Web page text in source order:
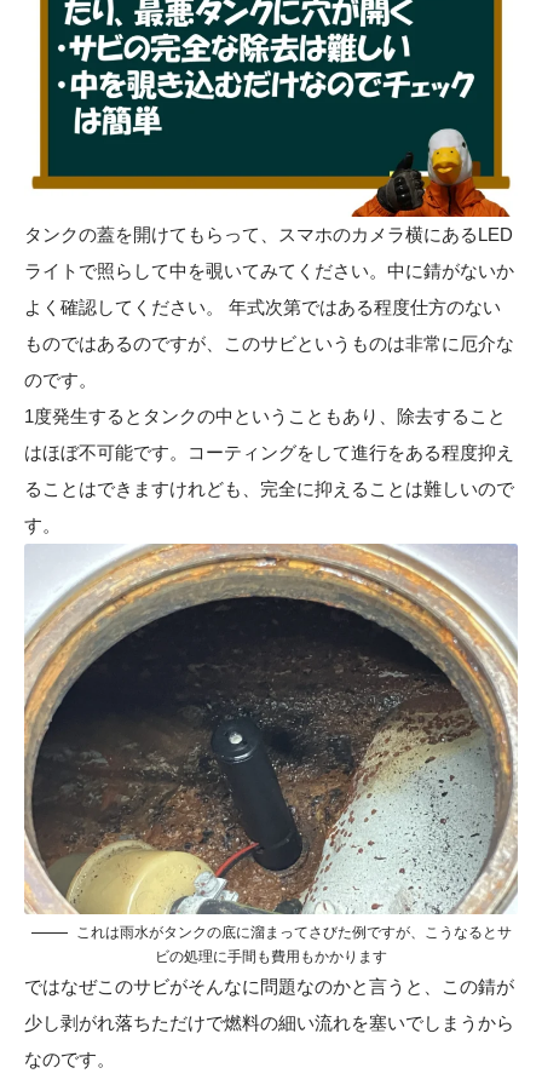
タンクの蓋を開けてもらって、スマホのカメラ横にあるLED
ライトで照らして中を覗いてみてください。中に錆がないか
よく確認してください。 年式次第ではある程度仕方のない
ものではあるのですが、このサビというものは非常に厄介な
のです。
1度発生するとタンクの中ということもあり、除去すること
はほぼ不可能です。コーティングをして進行をある程度抑え
ることはできますけれども、完全に抑えることは難しいので
す。
これは雨水がタンクの底に溜まってさびた例ですが、こうなるとサ
ビの処理に手間も費用もかかります
ではなぜこのサビがそんなに問題なのかと言うと、この錆が
少し剥がれ落ちただけで燃料の細い流れを塞いでしまうから
なのです。